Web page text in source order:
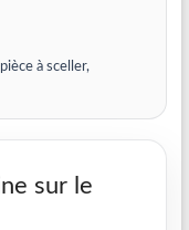
à sceller,
sur le